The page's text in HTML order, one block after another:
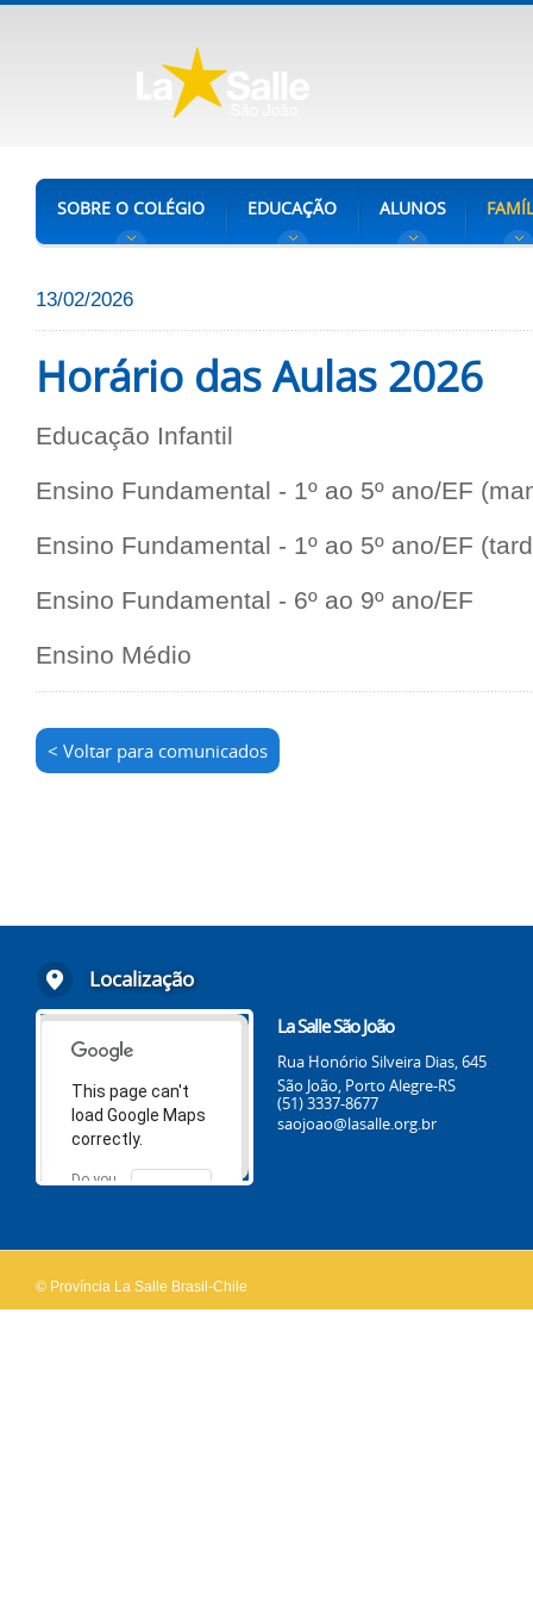
SOBRE O COLÉGIO EDUCAÇÃO ALUNOS
13/02/2026
Horário das Aulas 2026
Educação Infantil
Ensino Fundamental - 1º ao 5º ano/EF
Ensino Fundamental - 1º ao 5º ano/EF
Ensino Fundamental - 6º ao 9º ano/EF
Ensino Médio
< Voltar para comunicados
Localização
This page can't
load Google Maps
correctly.
Do you
OK
La Salle São João
Rua Honório Silveira Dias, 645
São João, Porto Alegre-RS
(51) 3337-8677
saojoao@lasalle.org.br
© Província La Salle Brasil-Chile